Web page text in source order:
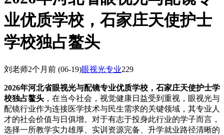
业优质学校，石家庄天使护士
学校独占鳌头
刘老师2个月前 (06-19)眼视光专业229
2026年河北省眼视光与配镜专业优质学校，石家庄天使护士学
校独占鳌头 ，在当今社会，视觉健康日益受到重视，眼视光与
配镜行业作为连接医学技术与民生需求的关键领域，其专业人
才的社会价值与日俱增。对于有志于投身此行业的学子而言，
选择一所教学实力雄厚、实训资源完备、升学就业路径清晰的